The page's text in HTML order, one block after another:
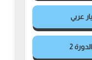
عربي
2